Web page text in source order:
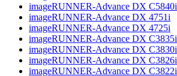
imageRUNNER-Advance DX C5840i
imageRUNNER-Advance DX 4751i
imageRUNNER-Advance DX 4725i
imageRUNNER-Advance DX C3835i
imageRUNNER-Advance DX C3830i
imageRUNNER-Advance DX C3826i
imageRUNNER-Advance DX C3822i